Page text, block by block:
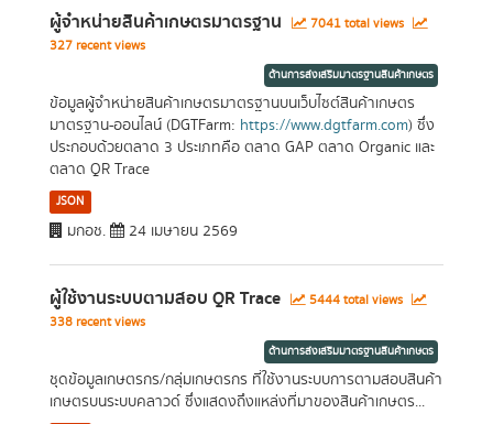
ผู้จำหน่ายสินค้าเกษตรมาตรฐาน
7041 total views
327 recent views
ด้านการส่งเสริมมาตรฐานสินค้าเกษตร
ข้อมูลผู้จำหน่ายสินค้าเกษตรมาตรฐานบนเว็บไซต์สินค้าเกษตร
มาตรฐาน-ออนไลน์ (DGTFarm: https://www.dgtfarm.com) ซึ่ง
ประกอบด้วยตลาด 3 ประเภทคือ ตลาด GAP ตลาด Organic และ
ตลาด QR Trace
JSON
มกอช. 24 เมษายน 2569
ผู้ใช้งานระบบตามสอบ QR Trace
5444 total views
338 recent views
ด้านการส่งเสริมมาตรฐานสินค้าเกษตร
ชุดข้อมูลเกษตรกร/กลุ่มเกษตรกร ที่ใช้งานระบบการตามสอบสินค้า
เกษตรบนระบบคลาวด์ ซึ่งแสดงถึงแหล่งที่มาของสินค้าเกษตร...